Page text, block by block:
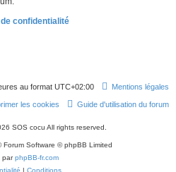
confidentialité
Mentions légales
au format UTC+02:00
Guide d'utilisation du forum
les cookies
SOS cocu All rights reserved.
Forum Software © phpBB Limited
parphpBB-fr.com
| Conditions